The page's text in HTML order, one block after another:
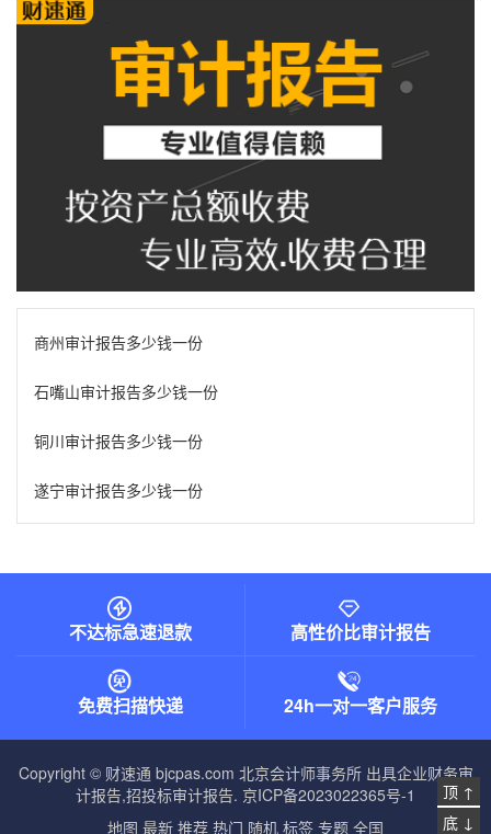
商州审计报告多少钱一份
石嘴山审计报告多少钱一份
铜川审计报告多少钱一份
遂宁审计报告多少钱一份
不达标急速退款 高性价比审计报告
免费扫描快递 24h一对一客户服务
Copyright © 财速通 bjcpas.com 北京会计师事务所出具企业财务审
计报告,招投标审计报告. 京ICP备2023022365号-1
地图 最新 推荐 热门 随机 标签 专题 全国
顶 ↑
底 ↓